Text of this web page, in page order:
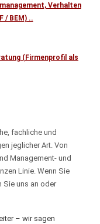
Verhalten
/ BEM) ..
(Firmenprofil als
fachliche und
jeglicher Art. Von
Management- und
Linie. Wenn Sie
Sie uns an oder
– wir sagen